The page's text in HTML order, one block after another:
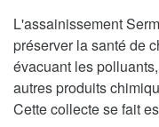
L'assainissement
préserver la santé de
évacuant les
autres produits
Cette collecte se fait